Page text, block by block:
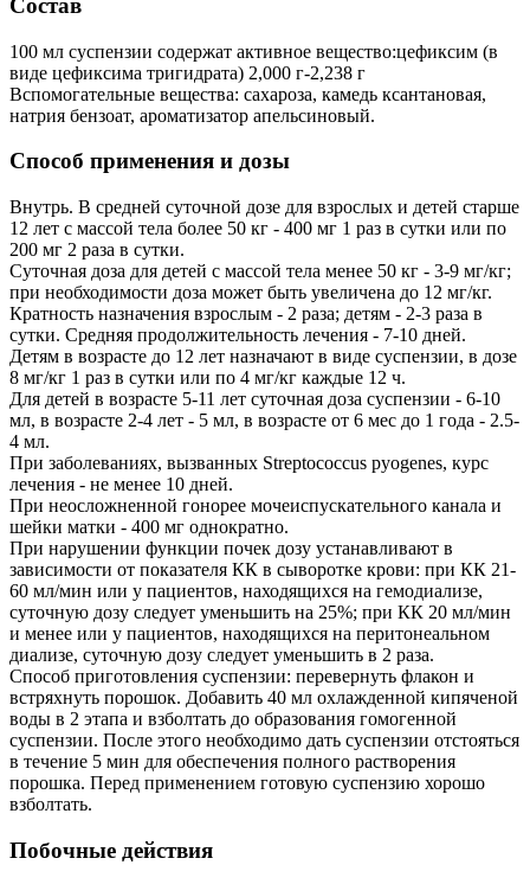
Состав
100 мл суспензии содержат активное вещество:цефиксим (в
виде цефиксима тригидрата) 2,000 г-2,238 г
Вспомогательные вещества: сахароза, камедь ксантановая,
натрия бензоат, ароматизатор апельсиновый.
Способ применения и дозы
Внутрь. В средней суточной дозе для взрослых и детей старше
12 лет с массой тела более 50 кг - 400 мг 1 раз в сутки или по
200 мг 2 раза в сутки.
Суточная доза для детей с массой тела менее 50 кг - 3-9 мг/кг;
при необходимости доза может быть увеличена до 12 мг/кг.
Кратность назначения взрослым - 2 раза; детям - 2-3 раза в
сутки. Средняя продолжительность лечения - 7-10 дней.
Детям в возрасте до 12 лет назначают в виде суспензии, в дозе
8 мг/кг 1 раз в сутки или по 4 мг/кг каждые 12 ч.
Для детей в возрасте 5-11 лет суточная доза суспензии - 6-10
мл, в возрасте 2-4 лет - 5 мл, в возрасте от 6 мес до 1 года - 2.5-
4 мл.
При заболеваниях, вызванных Streptococcus pyogenes, курс
лечения - не менее 10 дней.
При неосложненной гонорее мочеиспускательного канала и
шейки матки - 400 мг однократно.
При нарушении функции почек дозу устанавливают в
зависимости от показателя КК в сыворотке крови: при КК 21-
60 мл/мин или у пациентов, находящихся на гемодиализе,
суточную дозу следует уменьшить на 25%; при КК 20 мл/мин
и менее или у пациентов, находящихся на перитонеальном
диализе, суточную дозу следует уменьшить в 2 раза.
Способ приготовления суспензии: перевернуть флакон и
встряхнуть порошок. Добавить 40 мл охлажденной кипяченой
воды в 2 этапа и взболтать до образования гомогенной
суспензии. После этого необходимо дать суспензии отстояться
в течение 5 мин для обеспечения полного растворения
порошка. Перед применением готовую суспензию хорошо
взболтать.
Побочные действия